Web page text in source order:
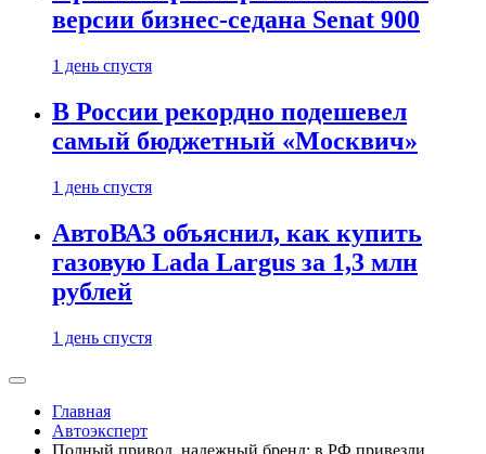
версии бизнес-седана Senat 900
1 день спустя
В России рекордно подешевел
самый бюджетный «Москвич»
1 день спустя
АвтоВАЗ объяснил, как купить
газовую Lada Largus за 1,3 млн
рублей
1 день спустя
Главная
Автоэксперт
Полный привод, надежный бренд: в РФ привезли